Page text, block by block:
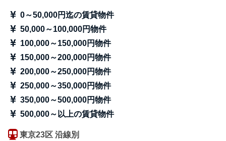
0～50,000円迄の賃貸物件
50,000～100,000円物件
100,000～150,000円物件
150,000～200,000円物件
200,000～250,000円物件
250,000～350,000円物件
350,000～500,000円物件
500,000～以上の賃貸物件
東京23区 沿線別